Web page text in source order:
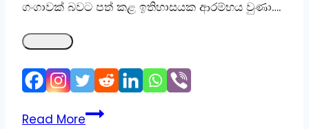
ගංගාවක් බවට පත් කළ ඉතිහාසයක ආරම්භය වුණා….
Read Moreලොවම